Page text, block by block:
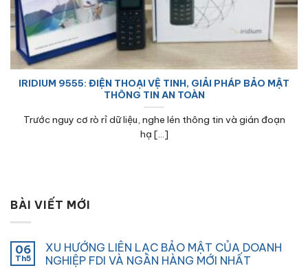
IRIDIUM 9555: ĐIỆN THOẠI VỆ TINH, GIẢI PHÁP BẢO MẬT
THÔNG TIN AN TOÀN
Trước nguy cơ rò rỉ dữ liệu, nghe lén thông tin và gián đoạn
hạ [...]
BÀI VIẾT MỚI
06
Th5
XU HƯỚNG LIÊN LẠC BẢO MẬT CỦA DOANH
NGHIỆP FDI VÀ NGÂN HÀNG MỚI NHẤT